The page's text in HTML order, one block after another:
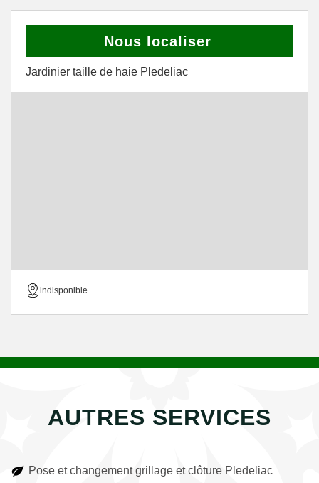
Nous localiser
Jardinier taille de haie Pledeliac
indisponible
AUTRES SERVICES
Pose et changement grillage et clôture Pledeliac